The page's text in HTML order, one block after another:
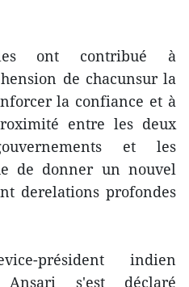
ont contribué à
de chacunsur la
la confiance et à
entre les deux
et les
de donner un nouvel
derelations profondes
président indien
Ansari s'est déclaré